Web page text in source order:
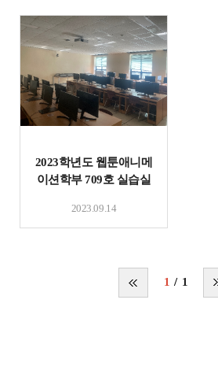
2023학년도 웹툰애니메
이션학부 709호 실습실
2023.09.14
1 1